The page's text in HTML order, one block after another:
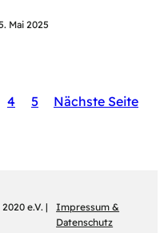
Mai 2025
4 5 Nächste Seite
e.V. |
Impressum &
Datenschutz